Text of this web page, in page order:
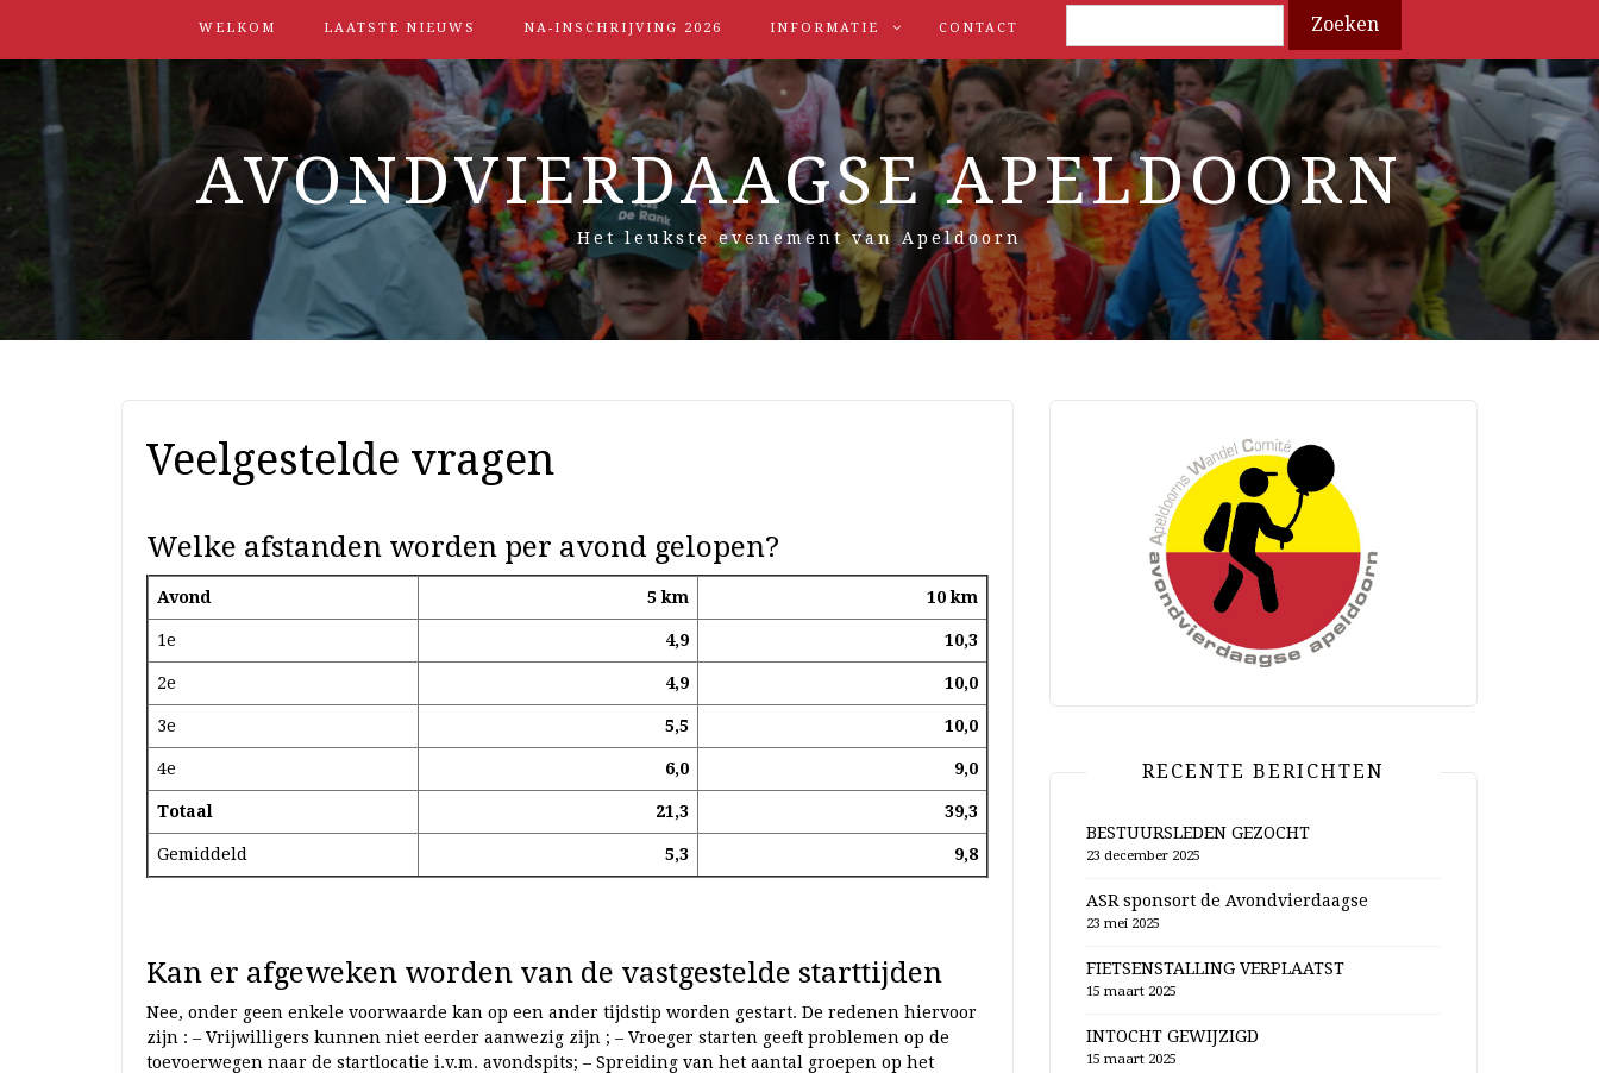
WELKOM LAATSTE NIEUWS NA-INSCHRIJVING 2026 INFORMATIE CONTACT
Search
AVONDVIERDAAGSE APELDOORN
Het leukste evenement van Apeldoorn
Veelgestelde vragen
Welke afstanden worden per avond gelopen?
Avond 5 km 10 km
1e 4,9 10,3
2e 4,9 10,0
3e 5,5 10,0
4e 6,0 9,0
Totaal 21,3 39,3
Gemiddeld 5,3 9,8
Kan er afgeweken worden van de vastgestelde starttijden
Nee, onder geen enkele voorwaarde kan op een ander tijdstip worden gestart. De redenen hiervoor
zijn : – Vrijwilligers kunnen niet eerder aanwezig zijn ; – Vroeger starten geeft problemen op de
toevoerwegen naar de startlocatie i.v.m. avondspits; – Spreiding van het aantal groepen op het
RECENTE BERICHTEN
BESTUURSLEDEN GEZOCHT
23 december 2025
ASR sponsort de Avondvierdaagse
23 mei 2025
FIETSENSTALLING VERPLAATST
15 maart 2025
INTOCHT GEWIJZIGD
15 maart 2025